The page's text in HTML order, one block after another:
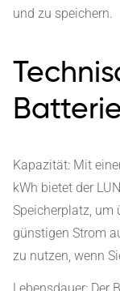
und zu speichern.
Kapazität: Mit
kWh bietet der
Speicherplatz, um
günstigen Strom
zu nutzen, wenn